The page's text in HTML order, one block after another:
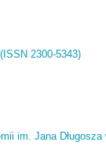
2300-5343)
im. Jana